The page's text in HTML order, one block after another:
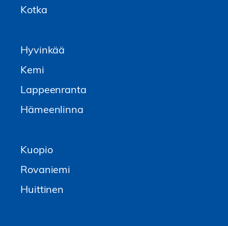
Kotka
Hyvinkää
Kemi
Lappeenranta
Hämeenlinna
Kuopio
Rovaniemi
Huittinen